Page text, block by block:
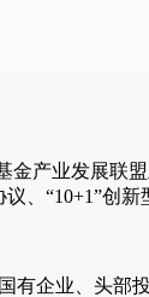
产业发展
“10+1”创
有企业、头部